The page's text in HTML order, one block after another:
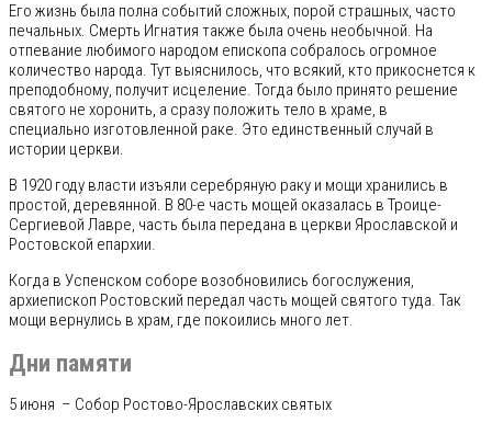
Его жизнь была полна событий сложных, порой страшных, часто
печальных. Смерть Игнатия также была очень необычной. На
отпевание любимого народом епископа собралось огромное
количество народа. Тут выяснилось, что всякий, кто прикоснется к
преподобному, получит исцеление. Тогда было принято решение
святого не хоронить, а сразу положить тело в храме, в
специально изготовленной раке. Это единственный случай в
истории церкви.
В 1920 году власти изъяли серебряную раку и мощи хранились в
простой, деревянной. В 80-е часть мощей оказалась в Троице-
Сергиевой Лавре, часть была передана в церкви Ярославской и
Ростовской епархии.
Когда в Успенском соборе возобновились богослужения,
архиепископ Ростовский передал часть мощей святого туда. Так
мощи вернулись в храм, где покоились много лет.
Дни памяти
5 июня – Собор Ростово-Ярославских святых